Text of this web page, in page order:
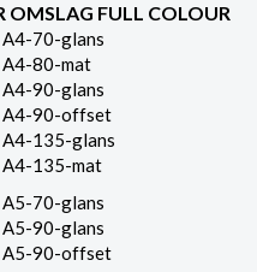
OMSLAG FULL COLOUR
A4-70-glans
A4-80-mat
A4-90-glans
A4-90-offset
A4-135-glans
A4-135-mat
A5-70-glans
A5-90-glans
A5-90-offset